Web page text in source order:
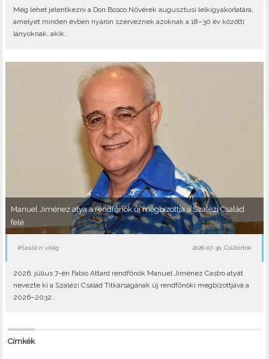
Még lehet jelentkezni a Don Bosco Nővérek augusztusi lelkigyakorlatára,
amelyet minden évben nyáron szerveznek azoknak a 18–30 év közötti
lányoknak, akik..
Manuel Jiménez atya a rendfőnök új megbízottja a Szalézi Család
felé
#Szalézi világ 2026-07-30, Csütörtök
2026. július 7-én Fabio Attard rendfőnök Manuel Jiménez Castro atyát
nevezte ki a Szalézi Család Titkárságának új rendfőnöki megbízottjává a
2026–2032..
Címkék